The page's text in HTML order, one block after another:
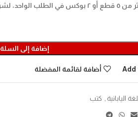
اضافة طلب جديد.
إضافة إلى السلة
Add أضافة لقائمة المفضلة
اليابانية كتب